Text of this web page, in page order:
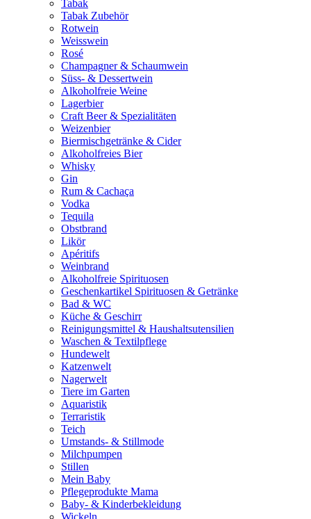
Tabak
Tabak Zubehör
Rotwein
Weisswein
Rosé
Champagner & Schaumwein
Süss- & Dessertwein
Alkoholfreie Weine
Lagerbier
Craft Beer & Spezialitäten
Weizenbier
Biermischgetränke & Cider
Alkoholfreies Bier
Whisky
Gin
Rum & Cachaça
Vodka
Tequila
Obstbrand
Likör
Apéritifs
Weinbrand
Alkoholfreie Spirituosen
Geschenkartikel Spirituosen & Getränke
Bad & WC
Küche & Geschirr
Reinigungsmittel & Haushaltsutensilien
Waschen & Textilpflege
Hundewelt
Katzenwelt
Nagerwelt
Tiere im Garten
Aquaristik
Terraristik
Teich
Umstands- & Stillmode
Milchpumpen
Stillen
Mein Baby
Pflegeprodukte Mama
Baby- & Kinderbekleidung
Wickeln